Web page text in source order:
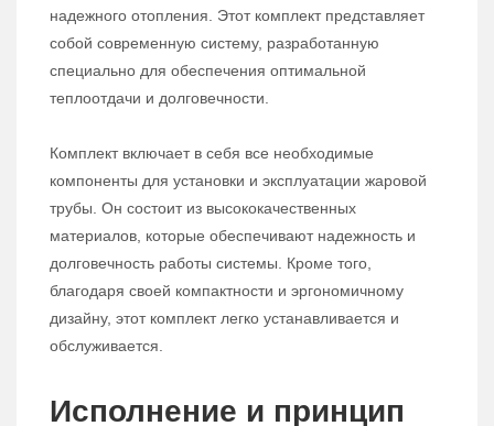
надежного отопления. Этот комплект представляет
собой современную систему, разработанную
специально для обеспечения оптимальной
теплоотдачи и долговечности.
Комплект включает в себя все необходимые
компоненты для установки и эксплуатации жаровой
трубы. Он состоит из высококачественных
материалов, которые обеспечивают надежность и
долговечность работы системы. Кроме того,
благодаря своей компактности и эргономичному
дизайну, этот комплект легко устанавливается и
обслуживается.
Исполнение и принцип